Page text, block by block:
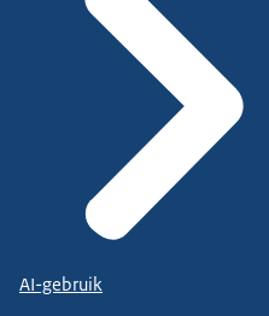
AI-gebruik